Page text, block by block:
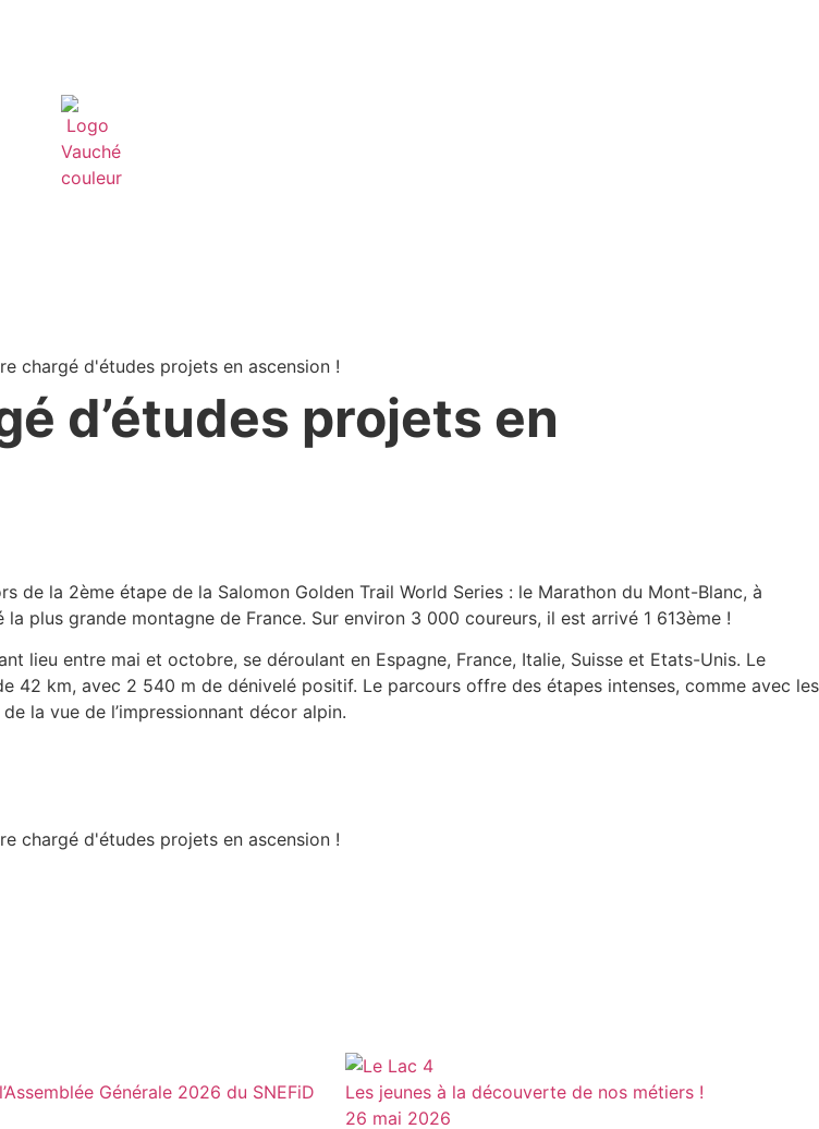
d’études projets en
de la 2ème étape de la Salomon Golden Trail World Series : le Marathon du Mont-Blanc, à
plus grande montagne de France. Sur environ 3 000 coureurs, il est arrivé 1 613ème !
lieu entre mai et octobre, se déroulant en Espagne, France, Italie, Suisse et Etats-Unis. Le
42 km, avec 2 540 m de dénivelé positif. Le parcours offre des étapes intenses, comme avec les
la vue de l’impressionnant décor alpin.
Générale 2026 du SNEFiD
Les jeunes à la découverte de nos métiers !
26 mai 2026